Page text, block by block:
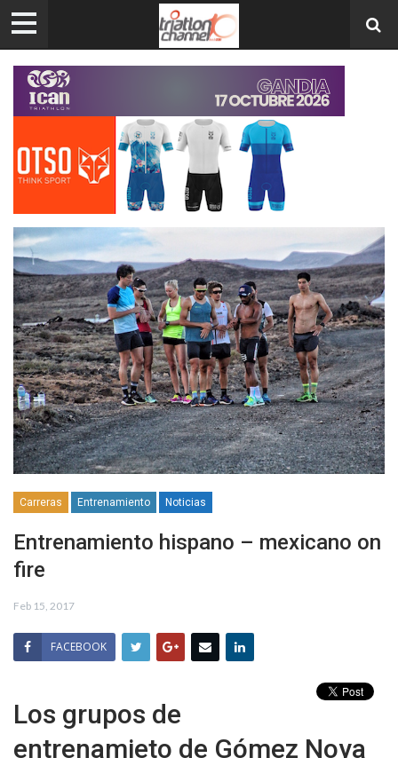
Carreras Entrenamiento Noticias
Entrenamiento hispano – mexicano on
fire
Feb 15, 2017
FACEBOOK
Los grupos de
entrenamieto de Gómez Noya